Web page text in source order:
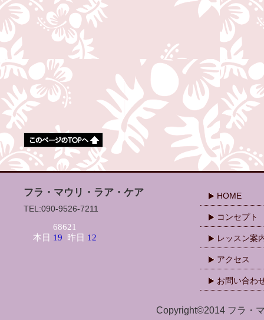
フラ・マウリ・ラア・ケア
TEL:090-9526-7211
HOME
コンセプト
レッスン案
アクセス
お問い合わ
Copyright©2014 フラ・